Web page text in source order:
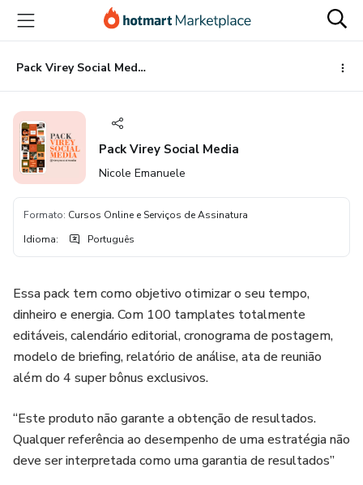
para
conteúdo
principal
para
pagamento
para
rodapé
Pack Virey Social Media
Pack Virey Social Media
Nicole Emanuele
Formato: Cursos Online e Serviços de Assinatura
Idioma: Português
Essa pack tem como objetivo otimizar o seu tempo,
dinheiro e energia. Com 100 tamplates totalmente
editáveis, calendário editorial, cronograma de postagem,
modelo de briefing, relatório de análise, ata de reunião
além do 4 super bônus exclusivos.
“Este produto não garante a obtenção de resultados.
Qualquer referência ao desempenho de uma estratégia não
deve ser interpretada como uma garantia de resultados”